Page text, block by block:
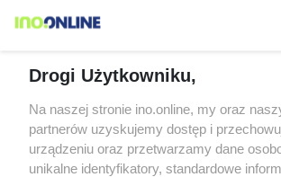
Drogi Użytkowniku,
Na naszej stronie ino.online, my oraz
partnerów uzyskujemy dostęp i
urządzeniu oraz przetwarzamy dane
unikalne identyfikatory, standardowe